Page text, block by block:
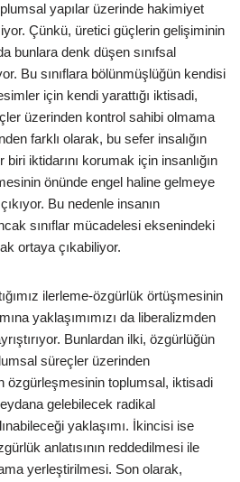
yapılar üzerinde hakimiyet
Çünkü, üretici güçlerin gelişiminin
bunlara denk düşen sınıfsal
Bu sınıflara bölünmüşlüğün kendisi
için kendi yarattığı iktisadi,
üzerinden kontrol sahibi olmama
farklı olarak, bu sefer insalığın
biri iktidarını korumak için insanlığın
önünde engel haline gelmeye
Bu nedenle insanın
sınıflar mücadelesi eksenindeki
ortaya çıkabiliyor.
ilerleme-özgürlük örtüşmesinin
yaklaşımımızı da liberalizmden
Bunlardan ilki, özgürlüğün
süreçler üzerinden
özgürleşmesinin toplumsal, iktisadi
gelebilecek radikal
yaklaşımı. İkincisi ise
anlatısının reddedilmesi ile
yerleştirilmesi. Son olarak,